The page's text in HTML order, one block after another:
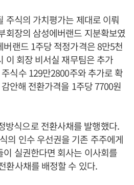
주식의 가치평가는 제대로 이뤄
회장의 삼성에버랜드 지분확보였
랜드 1주당 적정가격은 8만5천
이 회장 비서실 재무팀은 추가
식수 129만2800주와 추가로 확
안해 전환가격을 1주당 7700원
방식으로 전환사채를 발행했다.
의 인수 우선권을 기존 주주에게
실권한다면 회사는 이사회를
환사채를 배정할 수 있다.